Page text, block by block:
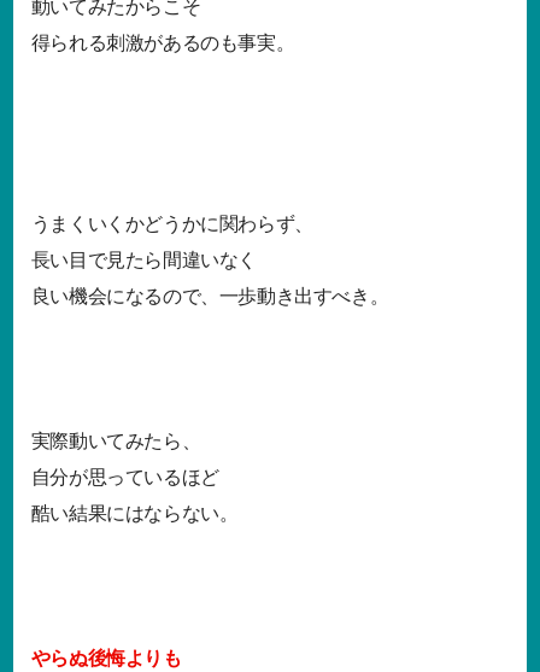
動いてみたからこそ
得られる刺激があるのも事実。
うまくいくかどうかに関わらず、
長い目で見たら間違いなく
良い機会になるので、一歩動き出すべき。
実際動いてみたら、
自分が思っているほど
酷い結果にはならない。
やらぬ後悔よりも